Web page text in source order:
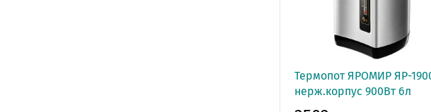
Термопот ЯРОМИР ЯР-
нерж.корпус 900Вт 6л